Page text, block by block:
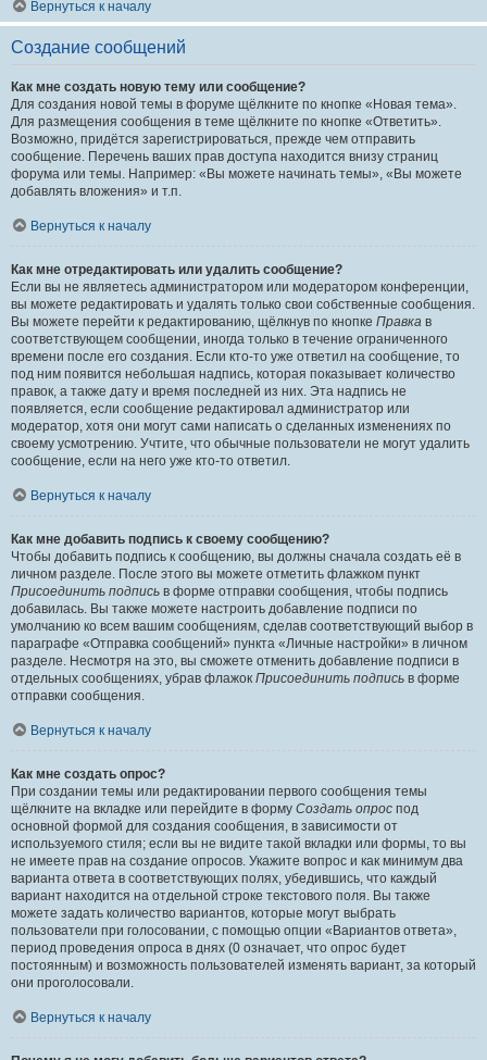
Вернуться к началу
Создание сообщений
Как мне создать новую тему или сообщение?
Для создания новой темы в форуме щёлкните по кнопке «Новая тема».
Для размещения сообщения в теме щёлкните по кнопке «Ответить».
Возможно, придётся зарегистрироваться, прежде чем отправить
сообщение. Перечень ваших прав доступа находится внизу страниц
форума или темы. Например: «Вы можете начинать темы», «Вы можете
добавлять вложения» и т.п.
Вернуться к началу
Как мне отредактировать или удалить сообщение?
Если вы не являетесь администратором или модератором конференции,
вы можете редактировать и удалять только свои собственные сообщения.
Вы можете перейти к редактированию, щёлкнув по кнопке Правка в
соответствующем сообщении, иногда только в течение ограниченного
времени после его создания. Если кто-то уже ответил на сообщение, то
под ним появится небольшая надпись, которая показывает количество
правок, а также дату и время последней из них. Эта надпись не
появляется, если сообщение редактировал администратор или
модератор, хотя они могут сами написать о сделанных изменениях по
своему усмотрению. Учтите, что обычные пользователи не могут удалить
сообщение, если на него уже кто-то ответил.
Вернуться к началу
Как мне добавить подпись к своему сообщению?
Чтобы добавить подпись к сообщению, вы должны сначала создать её в
личном разделе. После этого вы можете отметить флажком пункт
Присоединить подпись в форме отправки сообщения, чтобы подпись
добавилась. Вы также можете настроить добавление подписи по
умолчанию ко всем вашим сообщениям, сделав соответствующий выбор в
параграфе «Отправка сообщений» пункта «Личные настройки» в личном
разделе. Несмотря на это, вы сможете отменить добавление подписи в
отдельных сообщениях, убрав флажок Присоединить подпись в форме
отправки сообщения.
Вернуться к началу
Как мне создать опрос?
При создании темы или редактировании первого сообщения темы
щёлкните на вкладке или перейдите в форму Создать опрос под
основной формой для создания сообщения, в зависимости от
используемого стиля; если вы не видите такой вкладки или формы, то вы
не имеете прав на создание опросов. Укажите вопрос и как минимум два
варианта ответа в соответствующих полях, убедившись, что каждый
вариант находится на отдельной строке текстового поля. Вы также
можете задать количество вариантов, которые могут выбрать
пользователи при голосовании, с помощью опции «Вариантов ответа»,
период проведения опроса в днях (0 означает, что опрос будет
постоянным) и возможность пользователей изменять вариант, за который
они проголосовали.
Вернуться к началу